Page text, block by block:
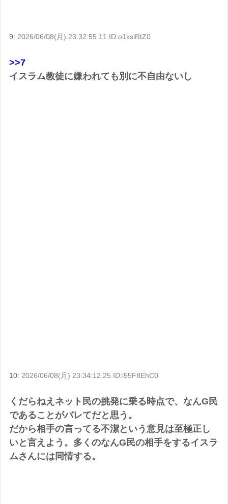
9: 2026/06/08(月) 23:32:55.11 ID:o1ksiRtZ0
>>7
イスラム教徒に嫌われても別に不自由ないし
10:2026/06/08(月) 23:34:12.25 ID:i55F8EhC0
くだらねえネット民の挑発に乗る時点で、なんG民
であることがバレてだと思う。
だから相手の言ってる不潔という意見は至極正し
いと言えよう。多くのなんG民の相手をするイスラ
ムさんには同情する。